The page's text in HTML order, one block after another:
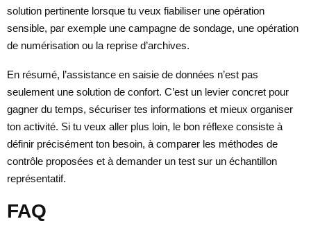
solution pertinente lorsque tu veux fiabiliser une opération
sensible, par exemple une campagne de sondage, une opération
de numérisation ou la reprise d’archives.
En résumé, l’assistance en saisie de données n’est pas
seulement une solution de confort. C’est un levier concret pour
gagner du temps, sécuriser tes informations et mieux organiser
ton activité. Si tu veux aller plus loin, le bon réflexe consiste à
définir précisément ton besoin, à comparer les méthodes de
contrôle proposées et à demander un test sur un échantillon
représentatif.
FAQ